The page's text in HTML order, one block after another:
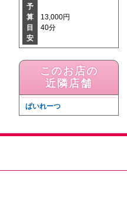
予
算
目
安
13,000円
40分
このお店の
近隣店舗
ぱいれーつ